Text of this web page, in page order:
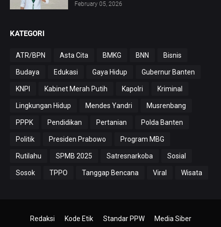
February 05, 2026
KATEGORI
ATR/BPN Asta Cita BMKG BNN Bisnis
Budaya Edukasi Gaya Hidup Gubernur Banten
KNPI Kabinet Merah Putih Kapolri Kriminal
Lingkungan Hidup Mendes Yandri Musrenbang
PPPK Pendidikan Pertanian Polda Banten
Politik Presiden Prabowo Program MBG
Rutilahu SPMB 2025 Satresnarkoba Sosial
Sosok TPPO Tanggap Bencana Viral Wisata
Redaksi Kode Etik Standar PPW
Media Siber